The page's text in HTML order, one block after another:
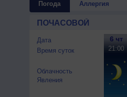
Погода Аллергия
ПОЧАСОВОЙ
Дата
Время суток
Облачность
Явления
6 чт
21:00